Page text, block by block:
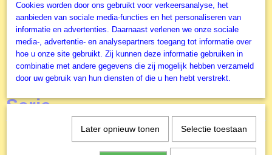
EAN code
3663384301001
Productcode leverancier
Grafika
Formaat gelegde puzzel
85x60 cm
1500 Stukjes - Collage -
Bloemen
Grafika Legpuzzel - Collage
Serie
Cookies worden door ons gebruikt voor verkeersanalyse, het
aanbieden van sociale media-functies en het personaliseren van
informatie en advertenties. Daarnaast verlenen we onze sociale
media-, advertentie- en analysepartners toegang tot informatie over
hoe u onze site gebruikt. Zij kunnen deze informatie gebruiken in
combinatie met andere gegevens die zij mogelijk hebben verzameld
door uw gebruik van hun diensten of die u hen hebt verstrekt.
Later opnieuw tonen Selectie toestaan